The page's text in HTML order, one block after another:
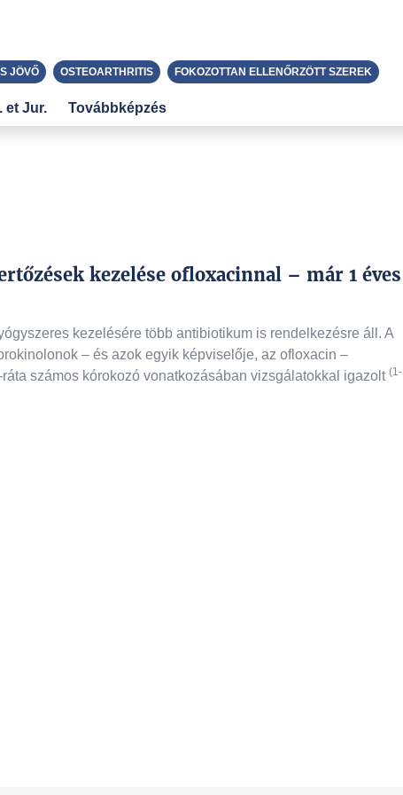
kezelése ofloxacinnal – már 1 éves
kezelésére több antibiotikum is rendelkezésre áll. A
– és azok egyik képviselője, az ofloxacin –
számos kórokozó vonatkozásában vizsgálatokkal igazolt (1-
JÖVŐ OSTEOARTHRITIS FOKOZOTTAN ELLENŐRZÖTT SZEREK
et Jur. Továbbképzés